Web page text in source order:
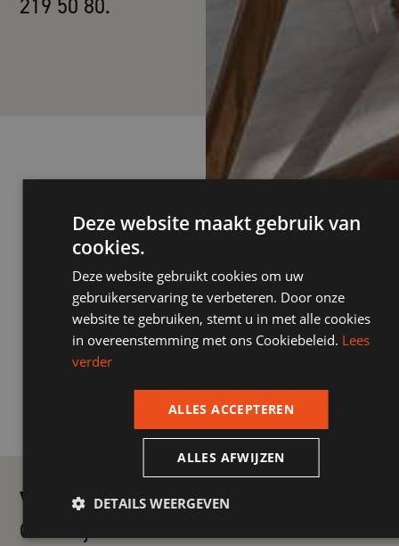
219 50 80.
ONZE USP'S
ITALIAANS
WIJNKELDER
PRIVATE DINING
EXCLUSIEF AF
TE HUREN
VRAAG EEN OFFERTE AAN
Geen tijd te verliezen? Je kunt ons ook
Deze website maakt gebruik van
cookies.
Deze website gebruikt cookies om uw
gebruikerservaring te verbeteren. Door onze
website te gebruiken, stemt u in met alle cookies
in overeenstemming met ons Cookiebeleid. Lees
verder
ALLES ACCEPTEREN
ALLES AFWIJZEN
DETAILS WEERGEVEN